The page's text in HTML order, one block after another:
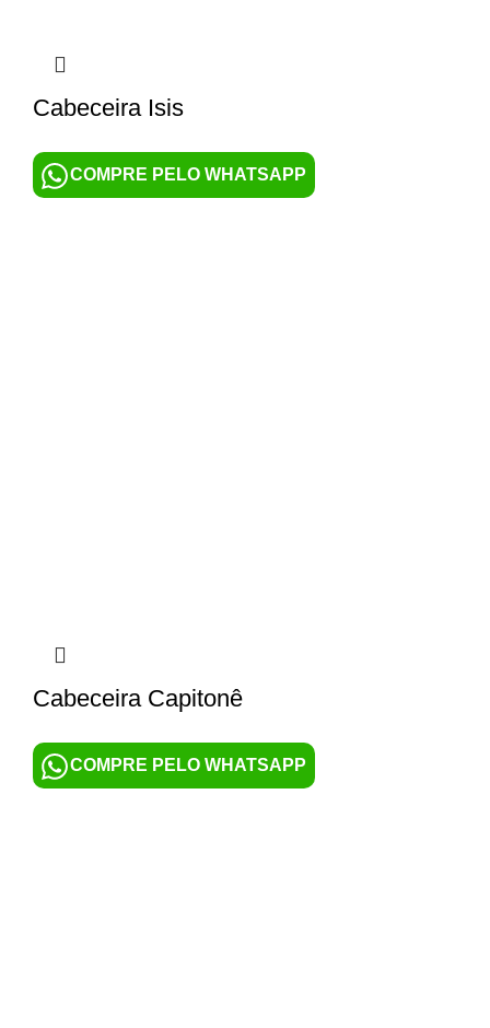
Cabeceira Isis
COMPRE PELO WHATSAPP
Cabeceira Capitonê
COMPRE PELO WHATSAPP